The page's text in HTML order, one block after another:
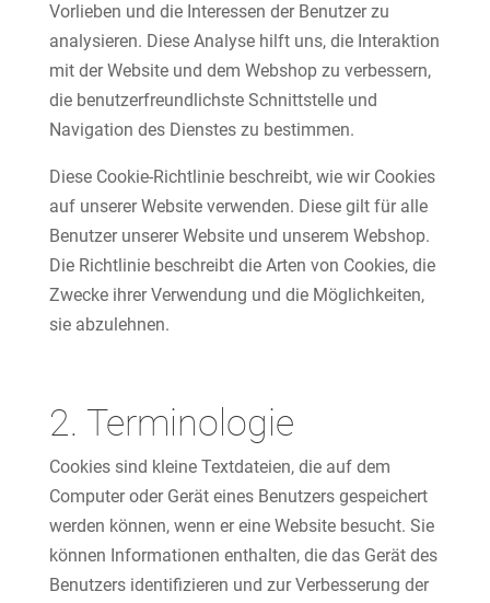
Vorlieben und die Interessen der Benutzer zu
analysieren. Diese Analyse hilft uns, die Interaktion
mit der Website und dem Webshop zu verbessern,
die benutzerfreundlichste Schnittstelle und
Navigation des Dienstes zu bestimmen.
Diese Cookie-Richtlinie beschreibt, wie wir Cookies
auf unserer Website verwenden. Diese gilt für alle
Benutzer unserer Website und unserem Webshop.
Die Richtlinie beschreibt die Arten von Cookies, die
Zwecke ihrer Verwendung und die Möglichkeiten,
sie abzulehnen.
2. Terminologie
Cookies sind kleine Textdateien, die auf dem
Computer oder Gerät eines Benutzers gespeichert
werden können, wenn er eine Website besucht. Sie
können Informationen enthalten, die das Gerät des
Benutzers identifizieren und zur Verbesserung der